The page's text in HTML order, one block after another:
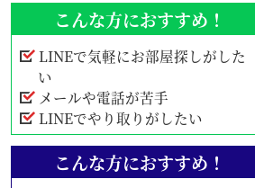
こんな方におすすめ！
LINEで気軽にお部屋探しがした
い
メールや電話が苦手
LINEでやり取りがしたい
こんな方におすすめ！